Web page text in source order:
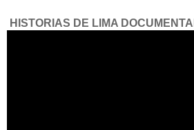
HISTORIAS DE LIMA